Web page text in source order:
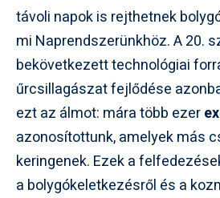
távoli napok is rejthetnek
mi Naprendszerünkhöz. A 20.
bekövetkezett technológiai
űrcsillagászat fejlődése
ezt az álmot: mára több ezer
azonosítottunk, amelyek más
keringenek. Ezek a
a bolygókeletkezésről és a